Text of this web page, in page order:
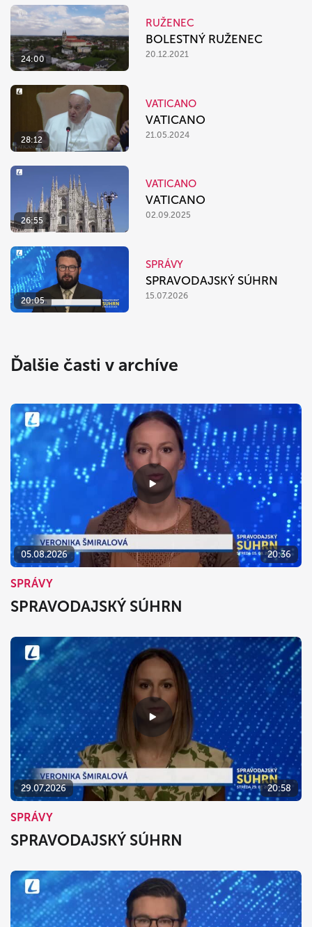
24:00
RUŽENEC
BOLESTNÝ RUŽENEC
20.12.2021
28:12
VATICANO
VATICANO
21.05.2024
26:55
VATICANO
VATICANO
02.09.2025
20:05
SPRÁVY
SPRAVODAJSKÝ SÚHRN
15.07.2026
Ďalšie časti v archíve
05.08.2026 20:36
SPRÁVY
SPRAVODAJSKÝ SÚHRN
29.07.2026 20:58
SPRÁVY
SPRAVODAJSKÝ SÚHRN